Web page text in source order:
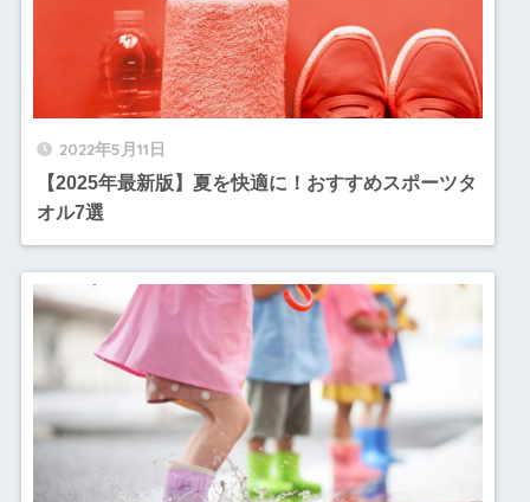
2022年5月11日
【2025年最新版】夏を快適に！おすすめスポーツタ
オル7選